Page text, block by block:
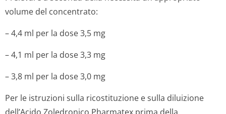
volume del concentrato:
– 4,4 ml per la dose 3,5 mg
– 4,1 ml per la dose 3,3 mg
– 3,8 ml per la dose 3,0 mg
Per le istruzioni sulla ricostituzione e sulla diluizione